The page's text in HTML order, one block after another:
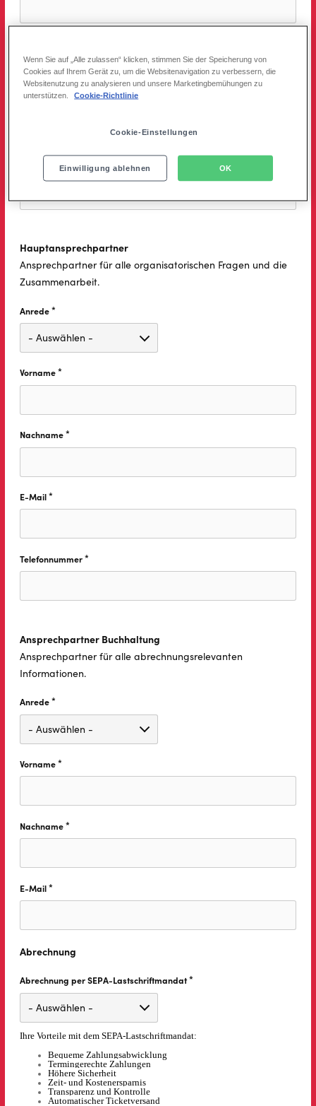
Website Ihrer Firma *Diese Feld ist erforderlich.
Hauptansprechpartner
Ansprechpartner für alle organisatorischen Fragen und die
Zusammenarbeit.
Anrede*
Vorname*
Nachname*
E-Mail*
Telefonnummer*
Ansprechpartner Buchhaltung
Ansprechpartner für alle abrechnungsrelevanten
Informationen.
Anrede*
Vorname*
Nachname*
E-Mail*
Abrechnung
Abrechnung per SEPA-Lastschriftmandat*
Ihre Vorteile mit dem SEPA-Lastschriftmandat:
Bequeme Zahlungsabwicklung
Termingerechte Zahlungen
Höhere Sicherheit
Zeit- und Kostenersparnis
Transparenz und Kontrolle
Automatischer Ticketversand
Wenn Sie auf „Alle zulassen“ klicken, stimmen Sie der Speicherung von
Cookies auf Ihrem Gerät zu, um die Websitenavigation zu verbessern, die
Websitenutzung zu analysieren und unsere Marketingbemühungen zu
unterstützen.
Cookie-Richtlinie
Cookie-Einstellungen
Einwilligung ablehnen OK